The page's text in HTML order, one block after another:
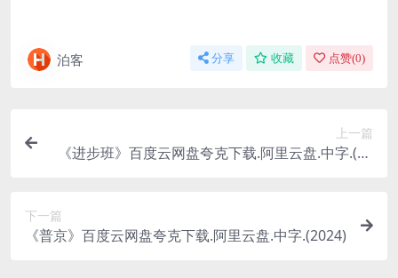
泊客 分享 收藏 点赞(0)
上一篇
《进步班》百度云网盘夸克下载.阿里云盘.中字.(20
下一篇
《普京》百度云网盘夸克下载.阿里云盘.中字.(2024)